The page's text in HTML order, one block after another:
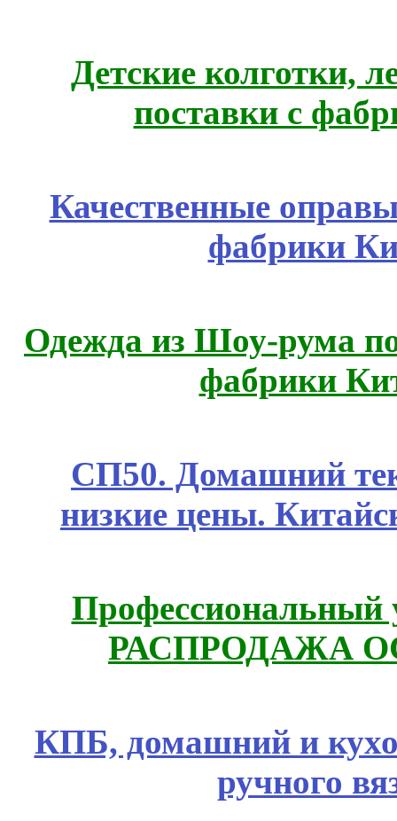
Детские колготки,
поставки с
Качественные
фабрики
Одежда из Шоу-рума
фабрики
СП50. Домашний
низкие цены.
Профессиональный
РАСПРОДАЖА
КПБ, домашний и
ручного